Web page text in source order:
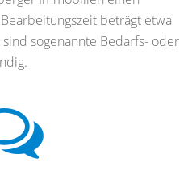
beträgt etwa
sogenannte Bedarfs- oder